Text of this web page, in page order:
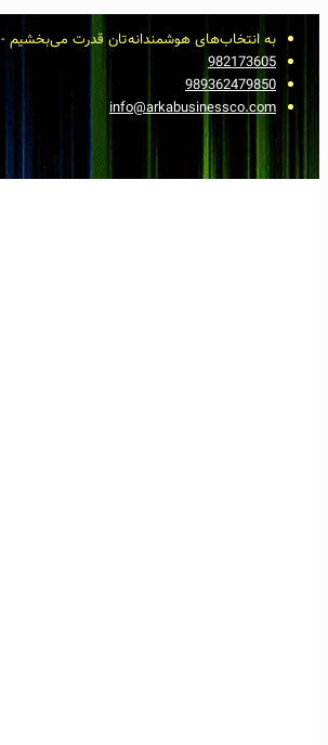
به انتخاب‌های هوشمندانه‌تان قدرت می‌بخشیم - Empowering Smart Choices
982173605
989362479850
info@arkabusinessco.com